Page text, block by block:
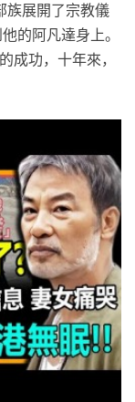
族展開了宗教儀
的阿凡達身上。
成功，十年來，